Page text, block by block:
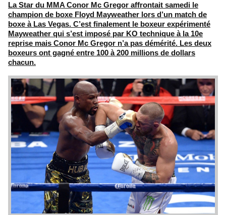
La Star du MMA Conor Mc Gregor affrontait samedi le
champion de boxe Floyd Mayweather lors d’un match de
boxe à Las Vegas. C’est finalement le boxeur expérimenté
Mayweather qui s’est imposé par KO technique à la 10e
reprise mais Conor Mc Gregor n’a pas démérité. Les deux
boxeurs ont gagné entre 100 à 200 millions de dollars
chacun.